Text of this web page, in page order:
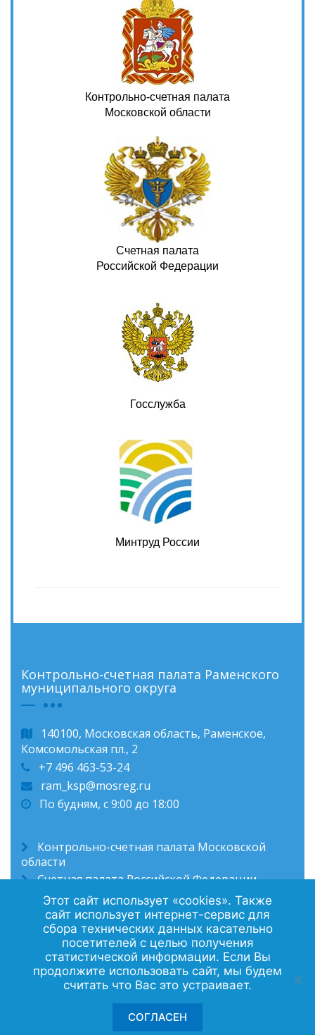
Контрольно-счетная палата
Московской области
Счетная палата
Российской Федерации
Госслужба
Минтруд России
Контрольно-счетная палата Раменского
муниципального округа
140100, Московская область, Раменское,
Комсомольская пл., 2
+7 496 463-53-24
ram_ksp@mosreg.ru
По будням, с 9:00 до 18:00
Контрольно-счетная палата Московской
области
Счетная палата Российской Федерации
Администрация Раменского муниципального
округа
Политика конфиденциальности
Контакты
Этот сайт использует «cookies». Также
сайт использует интернет-сервис для
сбора технических данных касательно
посетителей с целью получения
статистической информации. Если Вы
продолжите использовать сайт, мы будем
считать что Вас это устраивает.
СОГЛАСЕН